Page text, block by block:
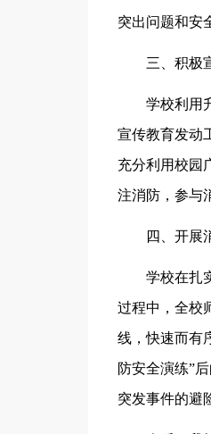
突出问题和安
三、积极
学校利用
宣传教育发动
充分利用校园
注消防，参与
四、开展
学校在扎
过程中，全校
线，快速而有
防安全演练”
突发事件的避